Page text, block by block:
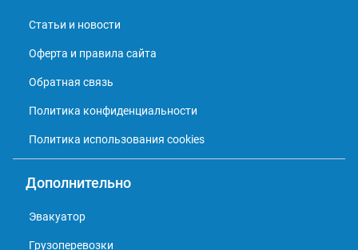
Статьи и новости
Оферта и правила сайта
Обратная связь
Политика конфиденциальности
Политика использования cookies
Дополнительно
Эвакуатор
Грузоперевозки